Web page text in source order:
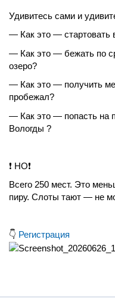
Удивитесь сами и
— Как это — стартовать
— Как это — бежать по
озеро?
— Как это — получить
пробежал?
— Как это — попасть на
Вологды ?
❗ НО❗
Всего 250 мест. Это
пиру. Слоты тают — не
👇 Регистрация